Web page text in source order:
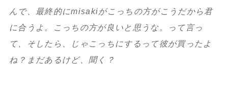
んで、最終的にmisakiがこっちの方がこうだから君
に合うよ。こっちの方が良いと思うな。って言っ
て、そしたら、じゃこっちにするって彼が買ったよ
ね？まだあるけど、聞く？